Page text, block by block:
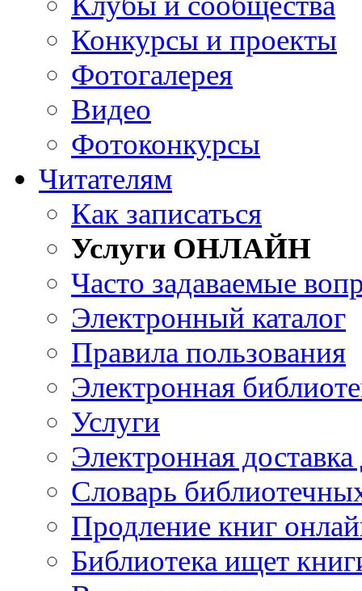
Конкурсы и проекты
Фотогалерея
Видео
Фотоконкурсы
Читателям
Как записаться
Услуги ОНЛАЙН
Часто задаваемые
Электронный каталог
Правила пользования
Электронная
Услуги
Электронная
Словарь
Продление книг
Библиотека ищет